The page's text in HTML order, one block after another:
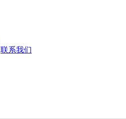
联系我们